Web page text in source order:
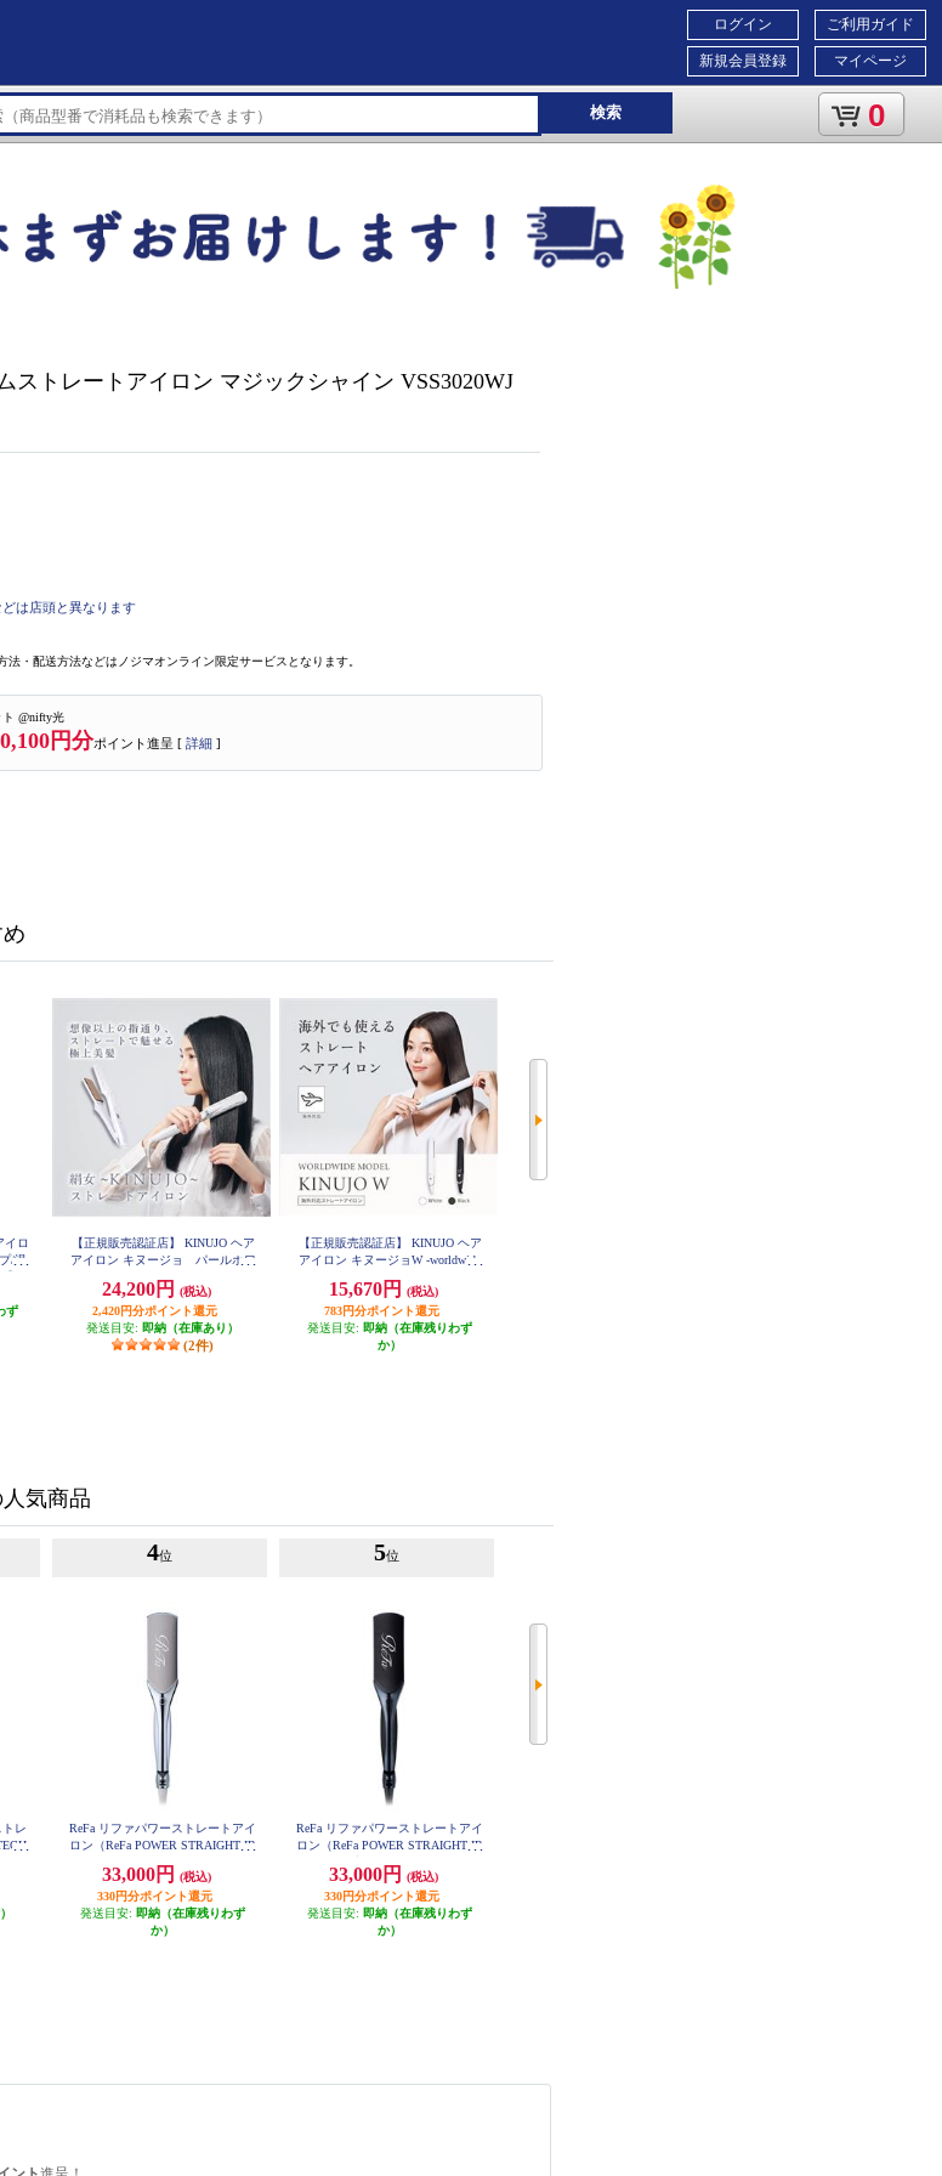
ご利用ガイド
マイページ
ログイン
新規会員登録
検索 0
ストレートアイロン マジックシャイン VSS3020WJ
は店頭と異なります
法・配送方法などはノジマオンライン限定サービスとなります。
@nifty光
円分ポイント進呈 [ 詳細 ]
イロ
/温
ず
【正規販売認証店】 KINUJO ヘア
アイロン キヌージョ パールホワ
24,200円
(税込)
2,420円分ポイント還元
発送目安: 即納（在庫あり）
(2件)
【正規販売認証店】 KINUJO ヘア
アイロン キヌージョW -worldwide
15,670円
(税込)
783円分ポイント還元
発送目安: 即納（在庫残りわず
か）
気商品
レ
4位
ReFa リファパワーストレートアイ
ロン（ReFa POWER STRAIGHT IR
33,000円
(税込)
330円分ポイント還元
発送目安: 即納（在庫残りわず
か）
5位
ReFa リファパワーストレートアイ
ロン（ReFa POWER STRAIGHT IR
33,000円
(税込)
330円分ポイント還元
発送目安: 即納（在庫残りわず
か）